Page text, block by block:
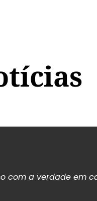
com a verdade em